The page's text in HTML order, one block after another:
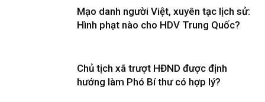
Mạo danh người Việt, xuyên tạc lịch sử:
Hình phạt nào cho HDV Trung Quốc?
Chủ tịch xã trượt HĐND được định
hướng làm Phó Bí thư có hợp lý?